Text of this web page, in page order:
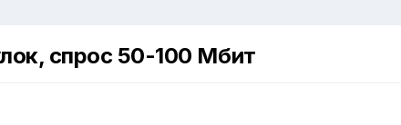
спрос 50-100 Мбит